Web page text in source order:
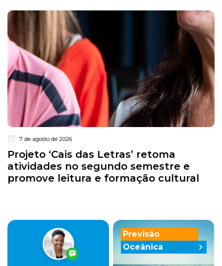
7 de agosto de 2026
Projeto ‘Cais das Letras’ retoma
atividades no segundo semestre e
promove leitura e formação cultural
Previsão
Oceânica